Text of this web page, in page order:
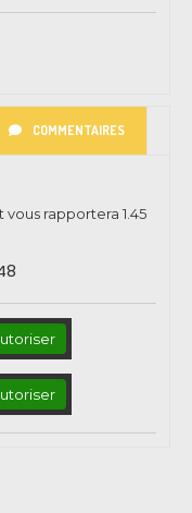
COMMENTAIRES
vous rapportera 1.45